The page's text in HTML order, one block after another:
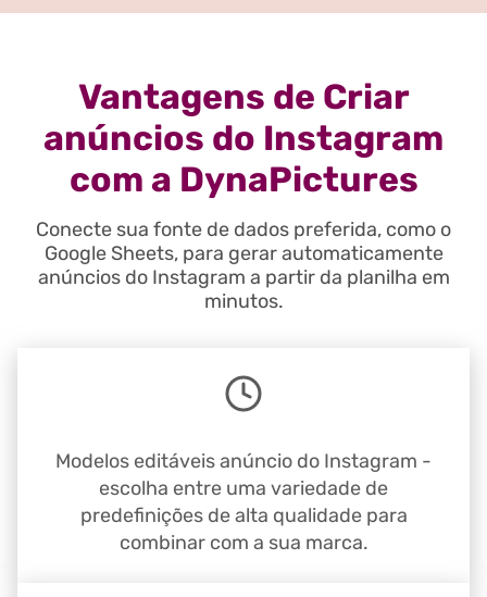
Vantagens de Criar
anúncios do Instagram
com a DynaPictures
Conecte sua fonte de dados preferida, como o
Google Sheets, para gerar automaticamente
anúncios do Instagram a partir da planilha em
minutos.
Modelos editáveis anúncio do Instagram -
escolha entre uma variedade de
predefinições de alta qualidade para
combinar com a sua marca.